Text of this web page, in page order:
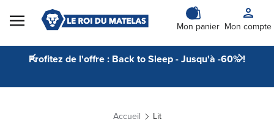
Skip to Content
Mon panier Mon compte
Profitez de l'offre : Back to Sleep - Jusqu'à -60% !
Accueil Lit